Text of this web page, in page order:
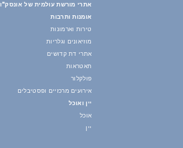
אתרי מורשת עולמית של אונסק"ו
אומנות ותרבות
טירות וארמונות
מוזיאונים וגלריות
אתרי דת קדושים
תאטראות
פולקלור
אירועים מרכזיים ופסטיבלים
יין ואוכל
אוכל
יין